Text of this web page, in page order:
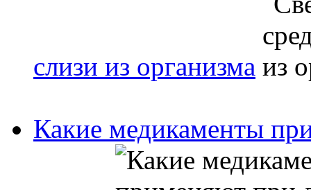
слизи из организма
Какие медикаменты